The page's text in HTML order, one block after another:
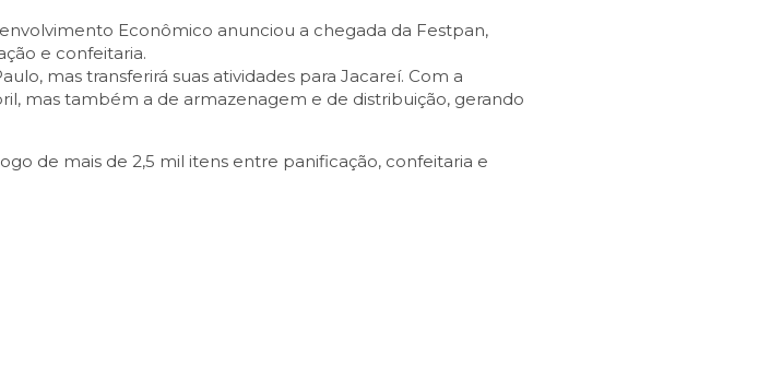
Econômico anunciou a chegada da Festpan,
e confeitaria.
mas transferirá suas atividades para Jacareí. Com a
mas também a de armazenagem e de distribuição, gerando
de mais de 2,5 mil itens entre panificação, confeitaria e